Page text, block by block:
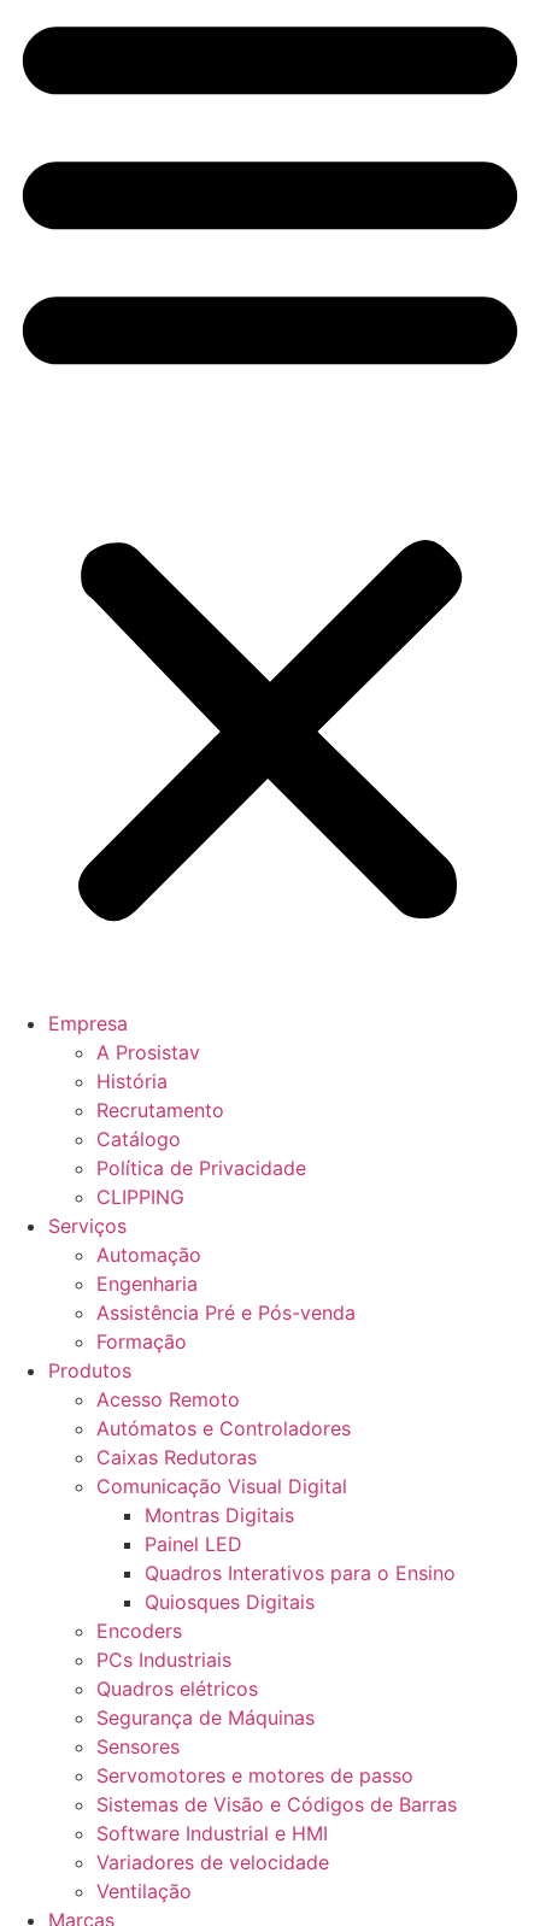
Empresa
A Prosistav
História
Recrutamento
Catálogo
Política de Privacidade
CLIPPING
Serviços
Automação
Engenharia
Assistência Pré e Pós-venda
Formação
Produtos
Acesso Remoto
Autómatos e Controladores
Caixas Redutoras
Comunicação Visual Digital
Montras Digitais
Painel LED
Quadros Interativos para o Ensino
Quiosques Digitais
Encoders
PCs Industriais
Quadros elétricos
Segurança de Máquinas
Sensores
Servomotores e motores de passo
Sistemas de Visão e Códigos de Barras
Software Industrial e HMI
Variadores de velocidade
Ventilação
Marcas